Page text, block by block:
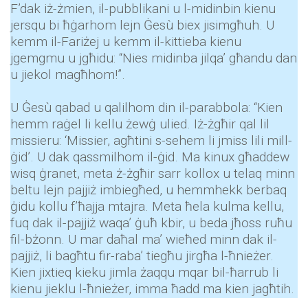
F’dak iż-żmien, il-pubblikani u l-midinbin kienu
jersqu bi ħġarhom lejn Ġesù biex jisimgħuh. U
kemm il-Fariżej u kemm il-kittieba kienu
jgemgmu u jgħidu: “Nies midinba jilqa’ għandu dan
u jiekol magħhom!”.
U Ġesù qabad u qalilhom din il-parabbola: “Kien
hemm raġel li kellu żewġ ulied. Iż-żgħir qal lil
missieru: ‘Missier, agħtini s-sehem li jmiss lili mill-
ġid’. U dak qassmilhom il-ġid. Ma kinux għaddew
wisq ġranet, meta ż-żgħir sarr kollox u telaq minn
beltu lejn pajjiż imbiegħed, u hemmhekk berbaq
ġidu kollu f’ħajja mtajra. Meta ħela kulma kellu,
fuq dak il-pajjiż waqa’ ġuħ kbir, u beda jħoss ruħu
fil-bżonn. U mar daħal ma’ wieħed minn dak il-
pajjiż, li bagħtu fir-raba’ tiegħu jirgħa l-ħnieżer.
Kien jixtieq kieku jimla żaqqu mqar bil-ħarrub li
kienu jieklu l-ħnieżer, imma ħadd ma kien jagħtih.